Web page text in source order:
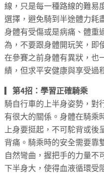
線，只是每一種路線的難易
選擇，避免騎到半途體力耗
身體有受傷或是病痛、體重
為，不要跟身體開玩笑，即
在參賽之前身體有異狀，也
績，但求平安健康與享受過
▎第4招：學習正確騎乘
騎自行車的上半身姿勢，對
有很大的關係。身體在騎乘
上身要挺起，不可駝背或後
背痛。騎乘時的安全需要靠
自然彎曲，握把手的力量不
下半身大，使得血液循環受